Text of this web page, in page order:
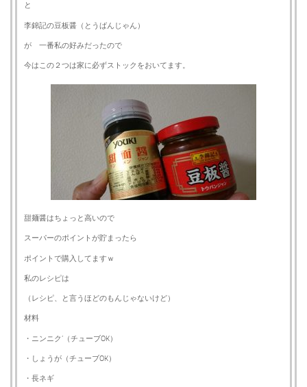
と
李錦記の豆板醤（とうばんじゃん）
が 一番私の好みだったので
今はこの２つは家に必ずストックをおいてます。
甜麺醤はちょっと高いので
スーパーのポイントが貯まったら
ポイントで購入してますｗ
私のレシピは
（レシピ、と言うほどのもんじゃないけど）
材料
・ニンニク’（チューブOK）
・しょうが（チューブOK）
・長ネギ